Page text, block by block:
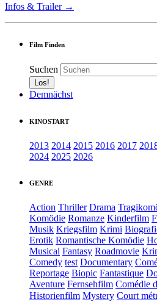
Infos & Trailer →
Film Finden
Suchen
Demnächst
KINOSTART
2013 2014 2015 2016 2017
2024 2025 2026
GENRE
Action Thriller Drama
Komödie Romanze Kinderfilm
Musik Kriegsfilm Krimi
Erotik Romantische Komödie
Musical Fantasy Roadmovie
Comedy test Documentary
Reportage Biopic Fantastique
Aventure Fernsehfilm Comédie
Historienfilm Mystery Court